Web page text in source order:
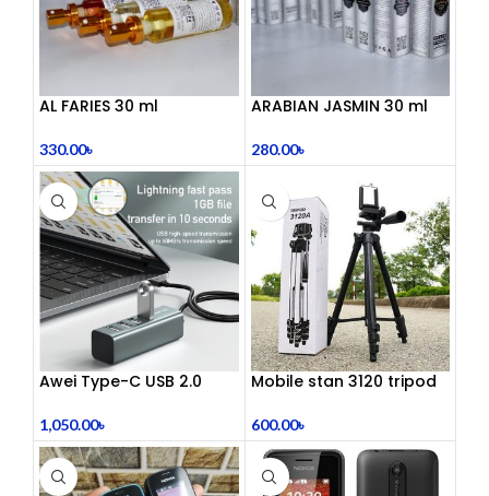
AL FARIES 30 ml
330.00৳
ARABIAN JASMIN 30 ml
280.00৳
Awei Type-C USB 2.0
1,050.00৳
Mobile stan 3120 tripod
600.00৳